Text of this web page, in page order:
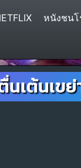
หนังชนโ
นเต้นเข